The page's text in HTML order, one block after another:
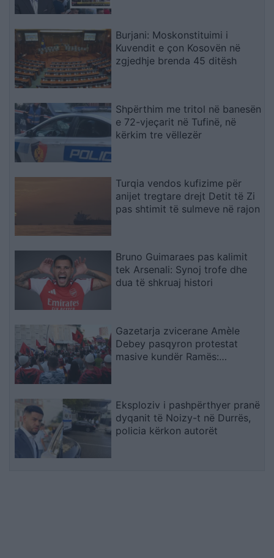
Burjani: Moskonstituimi i
Kuvendit e çon Kosovën në
zgjedhje brenda 45 ditësh
Shpërthim me tritol në banesën
e 72-vjeçarit në Tufinë, në
kërkim tre vëllezër
Turqia vendos kufizime për
anijet tregtare drejt Detit të Zi
pas shtimit të sulmeve në rajon
Bruno Guimaraes pas kalimit
tek Arsenali: Synoj trofe dhe
dua të shkruaj histori
Gazetarja zvicerane Amèle
Debey pasqyron protestat
masive kundër Ramës:
Eksploziv i pashpërthyer pranë
dyqanit të Noizy-t në Durrës,
policia kërkon autorët